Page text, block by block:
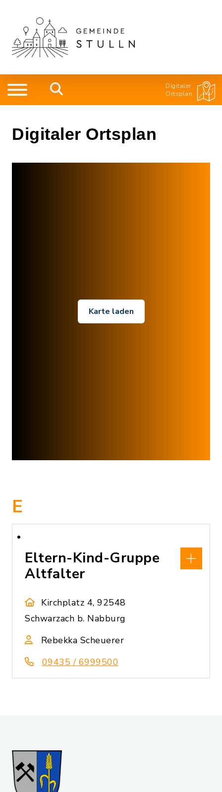
Digitaler
Ortsplan
Digitaler Ortsplan
Karte laden
E
Eltern-Kind-Gruppe
Altfalter
Kirchplatz 4, 92548
Schwarzach b. Nabburg
Rebekka Scheuerer
09435 / 6999500